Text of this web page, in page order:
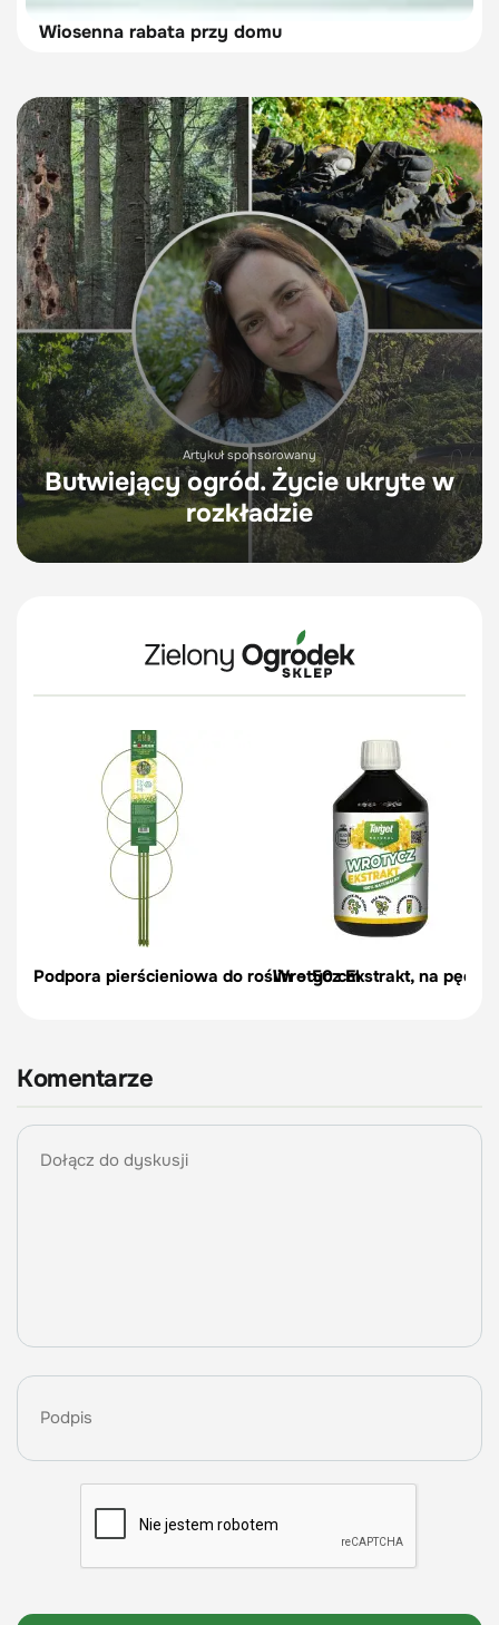
Wiosenna rabata przy domu
Artykuł sponsorowany
Butwiejący ogród. Życie ukryte w
rozkładzie
Podpora pierścieniowa do roślin – 50 cm
Wrotycz Ekstrakt, na
Komentarze